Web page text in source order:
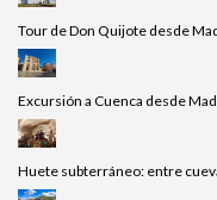
Tour de Don Quijote desde
Excursión a Cuenca desde
Huete subterráneo: entre